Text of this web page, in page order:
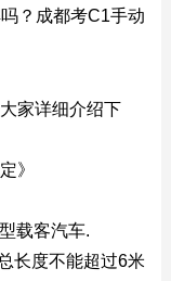
？成都考C1手动
家详细介绍下
》
载客汽车.
长度不能超过6米